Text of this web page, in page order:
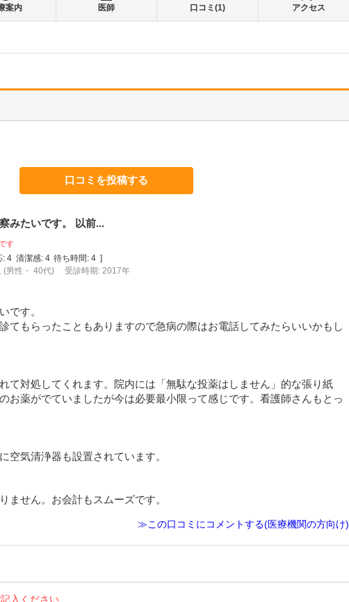
案内 医師 口コミ(1) アクセス
口コミを投稿する
みたいです。 以前...
す
: 4 清潔感: 4 待ち時間: 4 ]
(男性・ 40代) 受診時期: 2017年
です。
てもらったこともありますので急病の際はお電話してみたらいいかもし
て対処してくれます。院内には「無駄な投薬はしません」的な張り紙
お薬がでていましたが今は必要最小限って感じです。看護師さんもとっ
空気清浄器も設置されています。
ません。お会計もスムーズです。
≫この口コミにコメントする(医療機関の方向け)
入ください